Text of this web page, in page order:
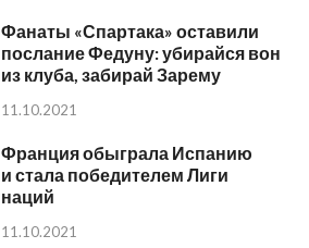
Фанаты «Спартака» оставили
послание Федуну: убирайся вон
из клуба, забирай Зарему
11.10.2021
Франция обыграла Испанию
и стала победителем Лиги
наций
11.10.2021